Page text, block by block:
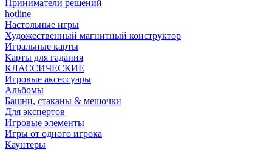
Приниматели решений
hotline
Настольные игры
Художественный магнитный конструктор
Игральные карты
Карты для гадания
КЛАССИЧЕСКИЕ
Игровые аксессуары
Альбомы
Башни, стаканы & мешочки
Для экспертов
Игровые элементы
Игры от одного игрока
Каунтеры